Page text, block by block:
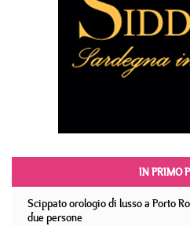
IN PRIMO
Scippato orologio di lusso a Porto
due persone